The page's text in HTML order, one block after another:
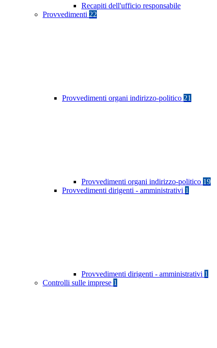
Recapiti dell'ufficio responsabile
Provvedimenti 22
Provvedimenti organi indirizzo-politico 21
Provvedimenti organi indirizzo-politico 19
Provvedimenti dirigenti - amministrativi 1
Provvedimenti dirigenti - amministrativi 1
Controlli sulle imprese 1